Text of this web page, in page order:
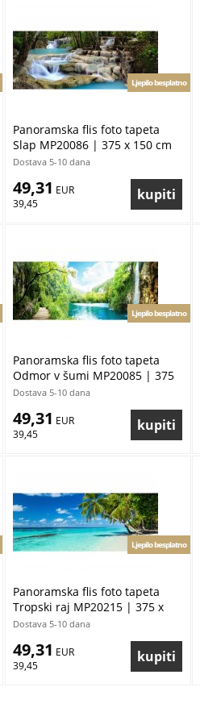
Panoramska flis foto tapeta
Slap MP20086 | 375 x 150 cm
Ljepilo besplatno
Dostava 5-10 dana
49,31 EUR
39,45
Panoramska flis foto tapeta
Odmor v šumi MP20085 | 375
x 150 cm
Ljepilo besplatno
Dostava 5-10 dana
49,31 EUR
39,45
Panoramska flis foto tapeta
Tropski raj MP20215 | 375 x
150 cm
Ljepilo besplatno
Dostava 5-10 dana
49,31 EUR
39,45